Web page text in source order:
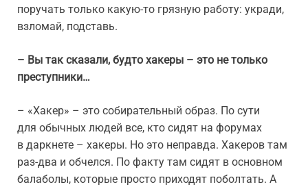
поручать только какую-то грязную работу: укради,
взломай, подставь.
– Вы так сказали, будто хакеры – это не только
преступники…
– «Хакер» – это собирательный образ. По сути
для обычных людей все, кто сидят на форумах
в даркнете – хакеры. Но это неправда. Хакеров там
раз-два и обчелся. По факту там сидят в основном
балаболы, которые просто приходят поболтать. А